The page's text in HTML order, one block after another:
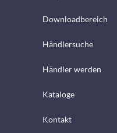
Downloadbereich
Händlersuche
Händler werden
Kataloge
Kontakt